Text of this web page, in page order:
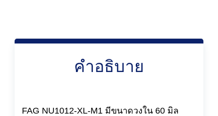
คำอธิบาย
FAG NU1012-XL-M1 มีขนาดวงใน 60 มิล